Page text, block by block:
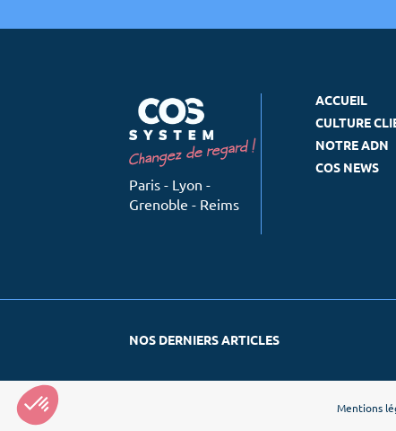
Paris - Lyon -
Grenoble - Reims
ACCUEIL
CULTURE
NOTRE ADN
COS NEWS
NOS DERNIERS ARTICLES
Mentions